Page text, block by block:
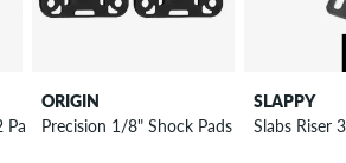
ORIGIN
Precision 1/8" Shock Pads 2 Pack
SLAPPY
Slabs Riser